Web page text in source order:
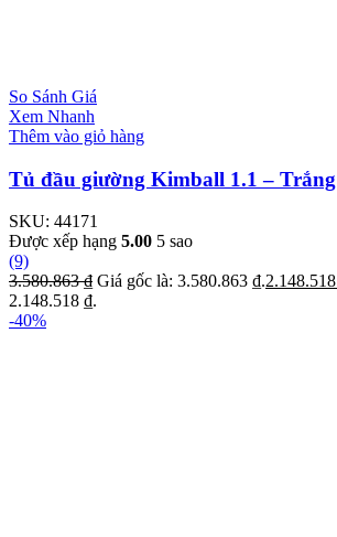
So Sánh Giá
Xem Nhanh
Thêm vào giỏ hàng
Tủ đầu giường Kimball 1.1 – Trắng
SKU: 44171
Được xếp hạng 5.00 5 sao
(9)
3.580.863₫ Giá gốc là: 3.580.863 ₫.2.148.518
2.148.518 ₫.
-40%